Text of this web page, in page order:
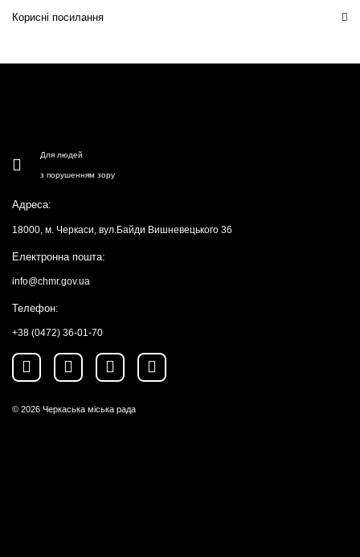
Корисні посилання
Для людей
з порушенням зору
Адреса:
18000, м. Черкаси, вул.Байди Вишневецького 36
Електронна пошта:
info@chmr.gov.ua
Телефон:
+38 (0472) 36-01-70
© 2026 Черкаська міська рада